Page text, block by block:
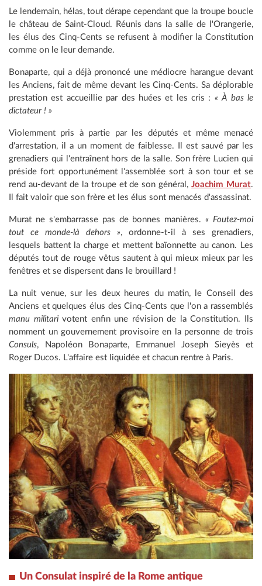
Le lendemain, hélas, tout dérape cependant que la troupe boucle
le château de Saint-Cloud. Réunis dans la salle de l'Orangerie,
les élus des Cinq-Cents se refusent à modifier la Constitution
comme on le leur demande.
Bonaparte, qui a déjà prononcé une médiocre harangue devant
les Anciens, fait de même devant les Cinq-Cents. Sa déplorable
prestation est accueillie par des huées et les cris : « À bas le
dictateur ! »
Violemment pris à partie par les députés et même menacé
d'arrestation, il a un moment de faiblesse. Il est sauvé par les
grenadiers qui l'entraînent hors de la salle. Son frère Lucien qui
préside fort opportunément l'assemblée sort à son tour et se
rend au-devant de la troupe et de son général,Joachim Murat.
Il fait valoir que son frère et les élus sont menacés d'assassinat.
Murat ne s'embarrasse pas de bonnes manières.« Foutez-moi
tout ce monde-là dehors », ordonne-t-il à ses grenadiers,
lesquels battent la charge et mettent baïonnette au canon. Les
députés tout de rouge vêtus sautent à qui mieux mieux par les
fenêtres et se dispersent dans le brouillard !
La nuit venue, sur les deux heures du matin, le Conseil des
Anciens et quelques élus des Cinq-Cents que l'on a rassemblés
manu militarivotent enfin une révision de la Constitution. Ils
nomment un gouvernement provisoire en la personne de trois
Consuls, Napoléon Bonaparte, Emmanuel Joseph Sieyès et
Roger Ducos. L'affaire est liquidée et chacun rentre à Paris.
Un Consulat inspiré de la Rome antique